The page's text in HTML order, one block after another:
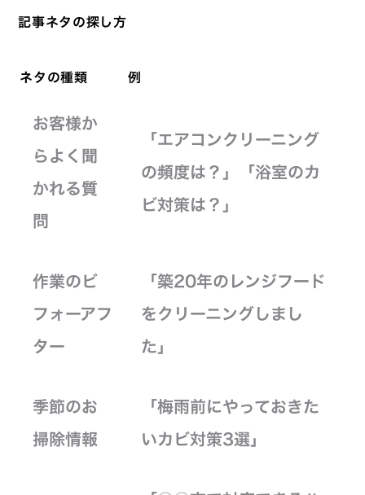
記事ネタの探し方
ネタの種類 例
お客様か
らよく聞
かれる質
問
「エアコンクリーニング
の頻度は？」「浴室のカ
ビ対策は？」
作業のビ
フォーアフ
ター
「築20年のレンジフード
をクリーニングしまし
た」
季節のお
掃除情報
「梅雨前にやっておきた
いカビ対策3選」